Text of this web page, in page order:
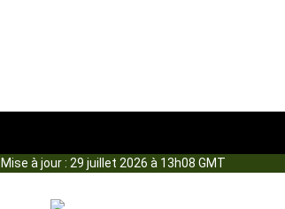
à jour : 29 juillet 2026 à 13h08 GMT